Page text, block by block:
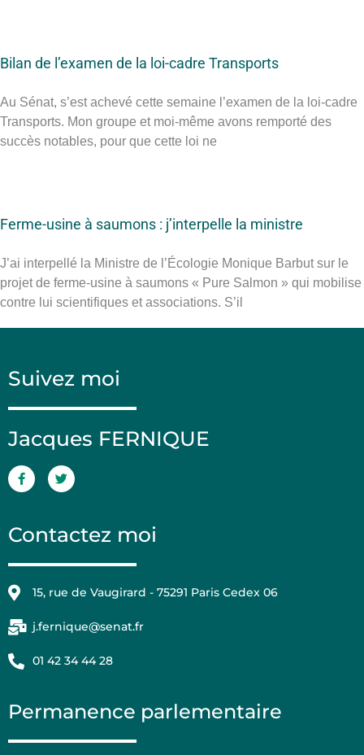
Bilan de l’examen de la loi-cadre Transports
Au Sénat, s’est achevé cette semaine l’examen de la loi-cadre
Transports. Mon groupe et moi-même avons remporté des
succès notables, pour que cette loi ne
Ferme-usine à saumons : j’interpelle la ministre
J’ai interpellé la Ministre de l’Écologie Monique Barbut sur le
projet de ferme-usine à saumons « Pure Salmon » qui mobilise
contre lui scientifiques et associations. S’il
Suivez moi
Jacques FERNIQUE
Contactez moi
15, rue de Vaugirard - 75291 Paris Cedex 06
j.fernique@senat.fr
01 42 34 44 28
Permanence parlementaire